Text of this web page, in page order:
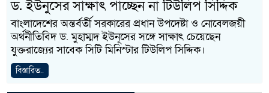
ড. ইউনুসের সাক্ষাৎ পাচ্ছেন না টিউলিপ সিদ্দিক
বাংলাদেশের অন্তর্বর্তী সরকারের প্রধান উপদেষ্টা ও নোবেলজয়ী
অর্থনীতিবিদ ড. মুহাম্মদ ইউনূসের সঙ্গে সাক্ষাৎ চেয়েছেন
যুক্তরাজ্যের সাবেক সিটি মিনিস্টার টিউলিপ সিদ্দিক।
বিস্তারিত..